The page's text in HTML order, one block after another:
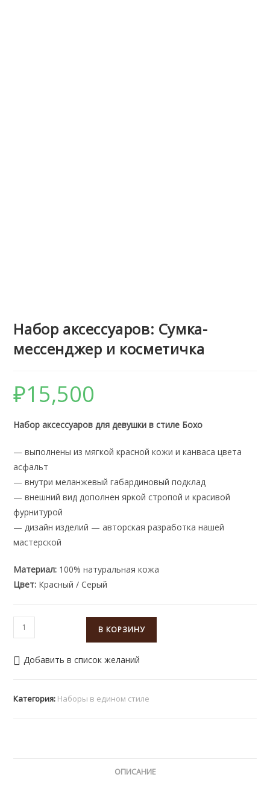
Набор аксессуаров: Сумка-
мессенджер и косметичка
₽15,500
Набор аксессуаров для девушки в стиле Бохо
— выполнены из мягкой красной кожи и канваса цвета
асфальт
— внутри меланжевый габардиновый подклад
— внешний вид дополнен яркой стропой и красивой
фурнитурой
— дизайн изделий — авторская разработка нашей
мастерской
Материал: 100% натуральная кожа
Цвет: Красный / Серый
Количество
товара
аксессуаров:
мессенджер
В КОРЗИНУ
Добавить в список желаний
Категория: Наборы в едином стиле
ОПИСАНИЕ